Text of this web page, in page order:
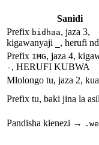
Sanidi
Prefix bidhaa, jaza 3,
kigawanyaji
, herufi
Prefix IMG, jaza 4,
- , HERUFI KUBWA
Mlolongo tu, jaza 2,
Prefix tu, baki jina la
Pandisha kienezi →